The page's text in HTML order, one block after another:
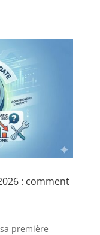
: comment
première